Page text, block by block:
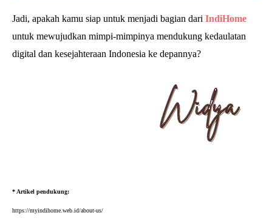
Jadi, apakah kamu siap untuk menjadi bagian dari IndiHome
untuk mewujudkan mimpi-mimpinya mendukung kedaulatan
digital dan kesejahteraan Indonesia ke depannya?
* Artikel pendukung:
https://myindihome.web.id/about-us/